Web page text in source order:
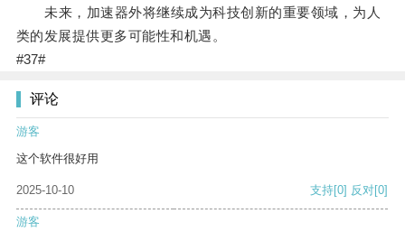
未来，加速器外将继续成为科技创新的重要领域，为人
类的发展提供更多可能性和机遇。
#37#
评论
游客
这个软件很好用
2025-10-10 支持[0] 反对[0]
游客